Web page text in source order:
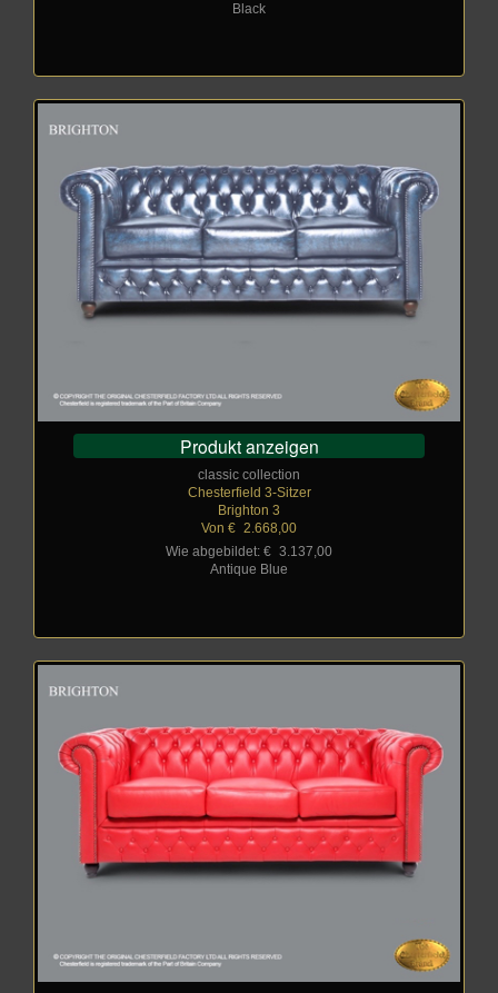
Black
Produkt anzeigen
classic collection
Chesterfield 3-Sitzer
Brighton 3
Von € 2.668,00
Wie abgebildet: € 3.137,00
Antique Blue